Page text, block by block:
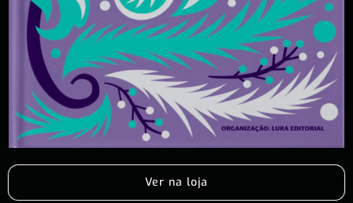
Ver na loja